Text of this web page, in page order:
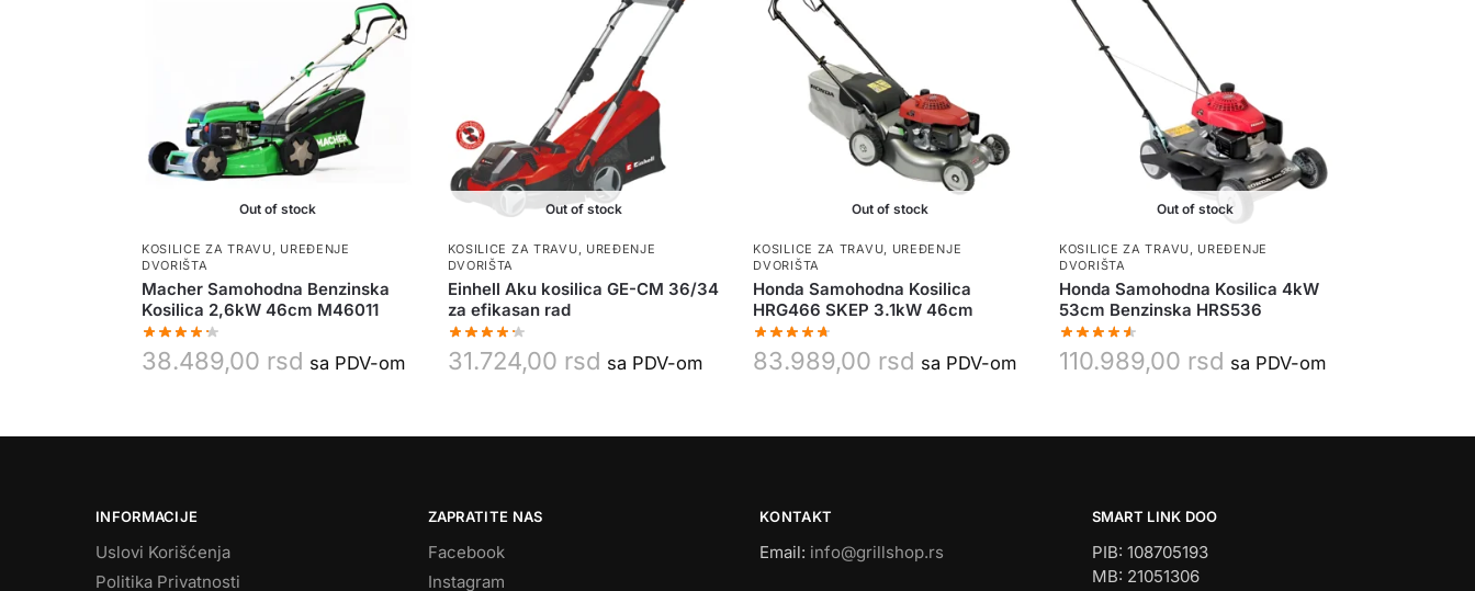
Out of stock
KOSILICE ZA TRAVU, UREĐENJE
DVORIŠTA
Macher Samohodna Benzinska
Kosilica 2,6kW 46cm M46011
38.489,00 rsd sa PDV-om
Out of stock
KOSILICE ZA TRAVU, UREĐENJE
DVORIŠTA
Einhell Aku kosilica GE-CM 36/34
za efikasan rad
31.724,00 rsd sa PDV-om
Out of stock
KOSILICE ZA TRAVU, UREĐENJE
DVORIŠTA
Honda Samohodna Kosilica
HRG466 SKEP 3.1kW 46cm
83.989,00 rsd sa PDV-om
Out of stock
KOSILICE ZA TRAVU, UREĐENJE
DVORIŠTA
Honda Samohodna Kosilica 4kW
53cm Benzinska HRS536
110.989,00 rsd sa PDV-om
INFORMACIJE
Uslovi Korišćenja
Politika Privatnosti
ZAPRATITE NAS
Facebook
Instagram
KONTAKT
Email: info@grillshop.rs
SMART LINK DOO
PIB: 108705193
MB: 21051306